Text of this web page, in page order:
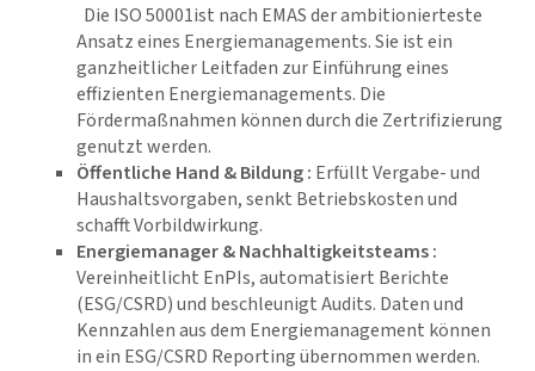
Die ISO 50001ist nach EMAS der ambitionierteste
Ansatz eines Energiemanagements. Sie ist ein
ganzheitlicher Leitfaden zur Einführung eines
effizienten Energiemanagements. Die
Fördermaßnahmen können durch die Zertrifizierung
genutzt werden.
Öffentliche Hand & Bildung : Erfüllt Vergabe- und
Haushaltsvorgaben, senkt Betriebskosten und
schafft Vorbildwirkung.
Energiemanager & Nachhaltigkeitsteams :
Vereinheitlicht EnPIs, automatisiert Berichte
(ESG/CSRD) und beschleunigt Audits. Daten und
Kennzahlen aus dem Energiemanagement können
in ein ESG/CSRD Reporting übernommen werden.